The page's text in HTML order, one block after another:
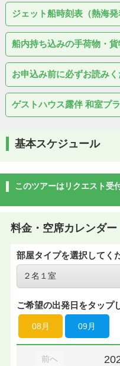
ジェット船時刻表（熱海発
船内持ち込みの手荷物・
お申込み前に必ずお読みく
ゲストハウス露伴 和室プ
基本スケジュール
このツアーはリクエスト受
料金・空席カレンダー
部屋タイプを選択してく
ご希望の出発日をタップ
08月 09月
前へ